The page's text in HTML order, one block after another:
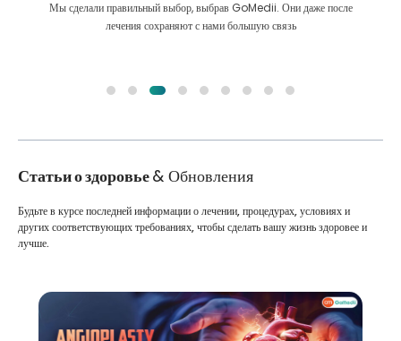
Мы сделали правильный выбор, выбрав GoMedii. Они даже после
лечения сохраняют с нами большую связь
Статьи о здоровье& Обновления
Будьте в курсе последней информации о лечении, процедурах, условиях и
других соответствующих требованиях, чтобы сделать вашу жизнь здоровее и
лучше.